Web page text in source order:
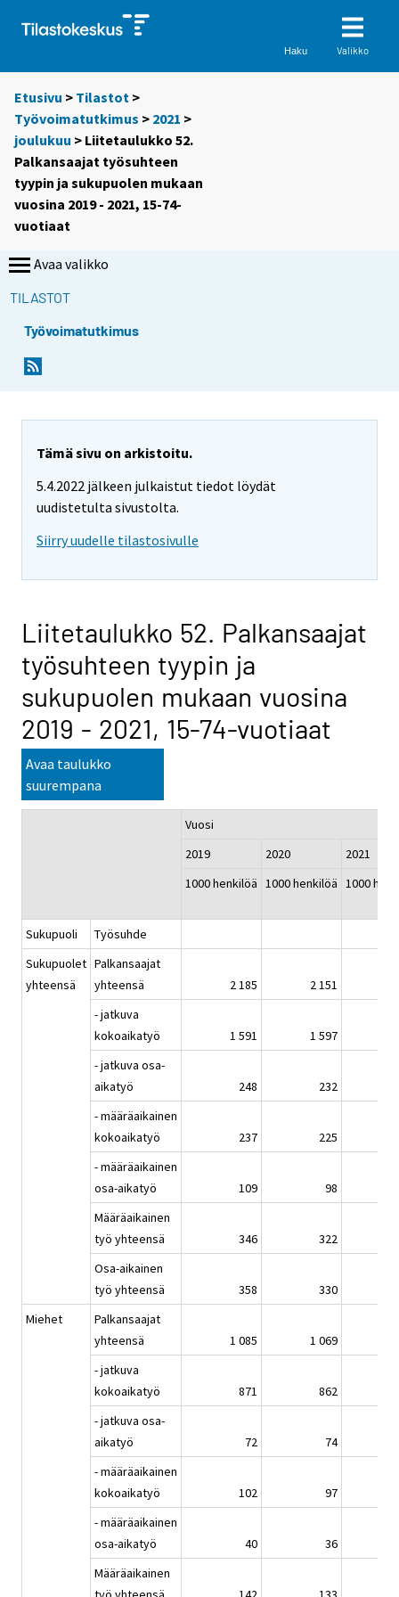
Haku Valikko
Etusivu > Tilastot >
Työvoimatutkimus > 2021 >
joulukuu > Liitetaulukko 52.
Palkansaajat työsuhteen
tyypin ja sukupuolen mukaan
vuosina 2019 - 2021, 15-74-
vuotiaat
Avaa valikko
TILASTOT
Työvoimatutkimus
Tämä sivu on arkistoitu.
5.4.2022 jälkeen julkaistut tiedot löydät
uudistetulta sivustolta.
Siirry uudelle tilastosivulle
Liitetaulukko 52. Palkansaajat
työsuhteen tyypin ja
sukupuolen mukaan vuosina
2019 - 2021, 15-74-vuotiaat
Avaa taulukko
suurempana
Vuosi
2019
2020
2021
1000 henkilöä 1000 henkilöä 1000
Sukupuoli
Työsuhde
Sukupuolet
yhteensä
Palkansaajat
yhteensä
2 185 2 151
- jatkuva
kokoaikatyö
1 591 1 597
- jatkuva osa-
aikatyö
248
232
- määräaikainen
kokoaikatyö
237
225
- määräaikainen
osa-aikatyö
109
98
Määräaikainen
työ yhteensä
346
322
Osa-aikainen
työ yhteensä
358
330
Miehet
Palkansaajat
yhteensä
1 085 1 069
- jatkuva
kokoaikatyö
871
862
- jatkuva osa-
aikatyö
72
74
- määräaikainen
kokoaikatyö
102
97
- määräaikainen
osa-aikatyö
40
36
Määräaikainen